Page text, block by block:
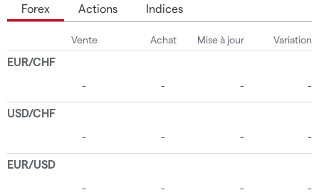
Forex Actions Indices